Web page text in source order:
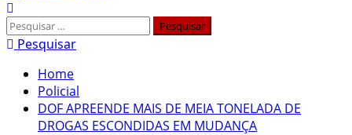
Pesquisar
por:Pesquisar
Home
Policial
DOF APREENDE MAIS DE MEIA TONELADA DE
DROGAS ESCONDIDAS EM MUDANÇA